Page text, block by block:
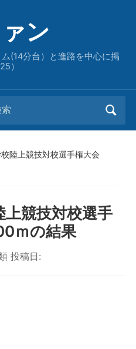
ン
(14分台）と進路を中心に掲
）
校陸上競技対校選手権大会
上競技対校選手
ｍの結果
投稿日: